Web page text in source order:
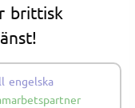
brittisk
engelska